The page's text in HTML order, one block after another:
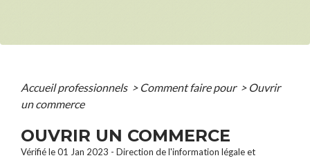
Accueil professionnels > Comment faire pour > Ouvrir
un commerce
OUVRIR UN COMMERCE
Vérifié le 01 Jan 2023 - Direction de l'information légale et